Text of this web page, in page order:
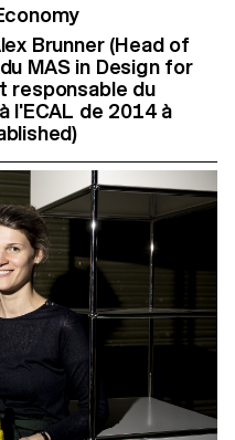
Brunner (Head of
MAS in Design for
responsable du
l'ECAL de 2014 à